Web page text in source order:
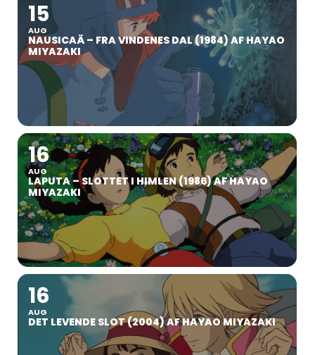
15
AUG
NAUSICAÄ – FRA VINDENES DAL (1984) AF HAYAO
MIYAZAKI
16
AUG
LAPUTA – SLOTTET I HIMLEN (1986) AF HAYAO
MIYAZAKI
16
AUG
DET LEVENDE SLOT (2004) AF HAYAO MIYAZAKI